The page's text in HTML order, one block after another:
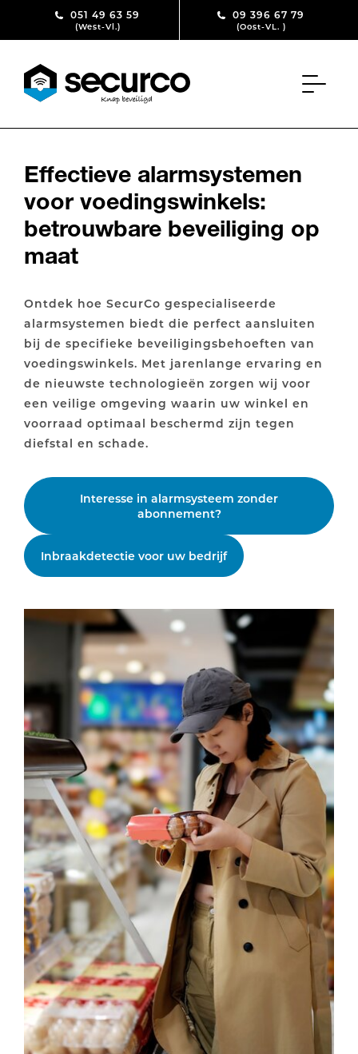
Skip to content051 49 63 59
(West-Vl.)
09 396 67 79
(Oost-VL. )
Effectieve alarmsystemen
voor voedingswinkels:
betrouwbare beveiliging op
maat
Ontdek hoe SecurCo gespecialiseerde
alarmsystemen biedt die perfect aansluiten
bij de specifieke beveiligingsbehoeften van
voedingswinkels. Met jarenlange ervaring en
de nieuwste technologieën zorgen wij voor
een veilige omgeving waarin uw winkel en
voorraad optimaal beschermd zijn tegen
diefstal en schade.
Interesse in alarmsysteem zonder
abonnement?
Inbraakdetectie voor uw bedrijf